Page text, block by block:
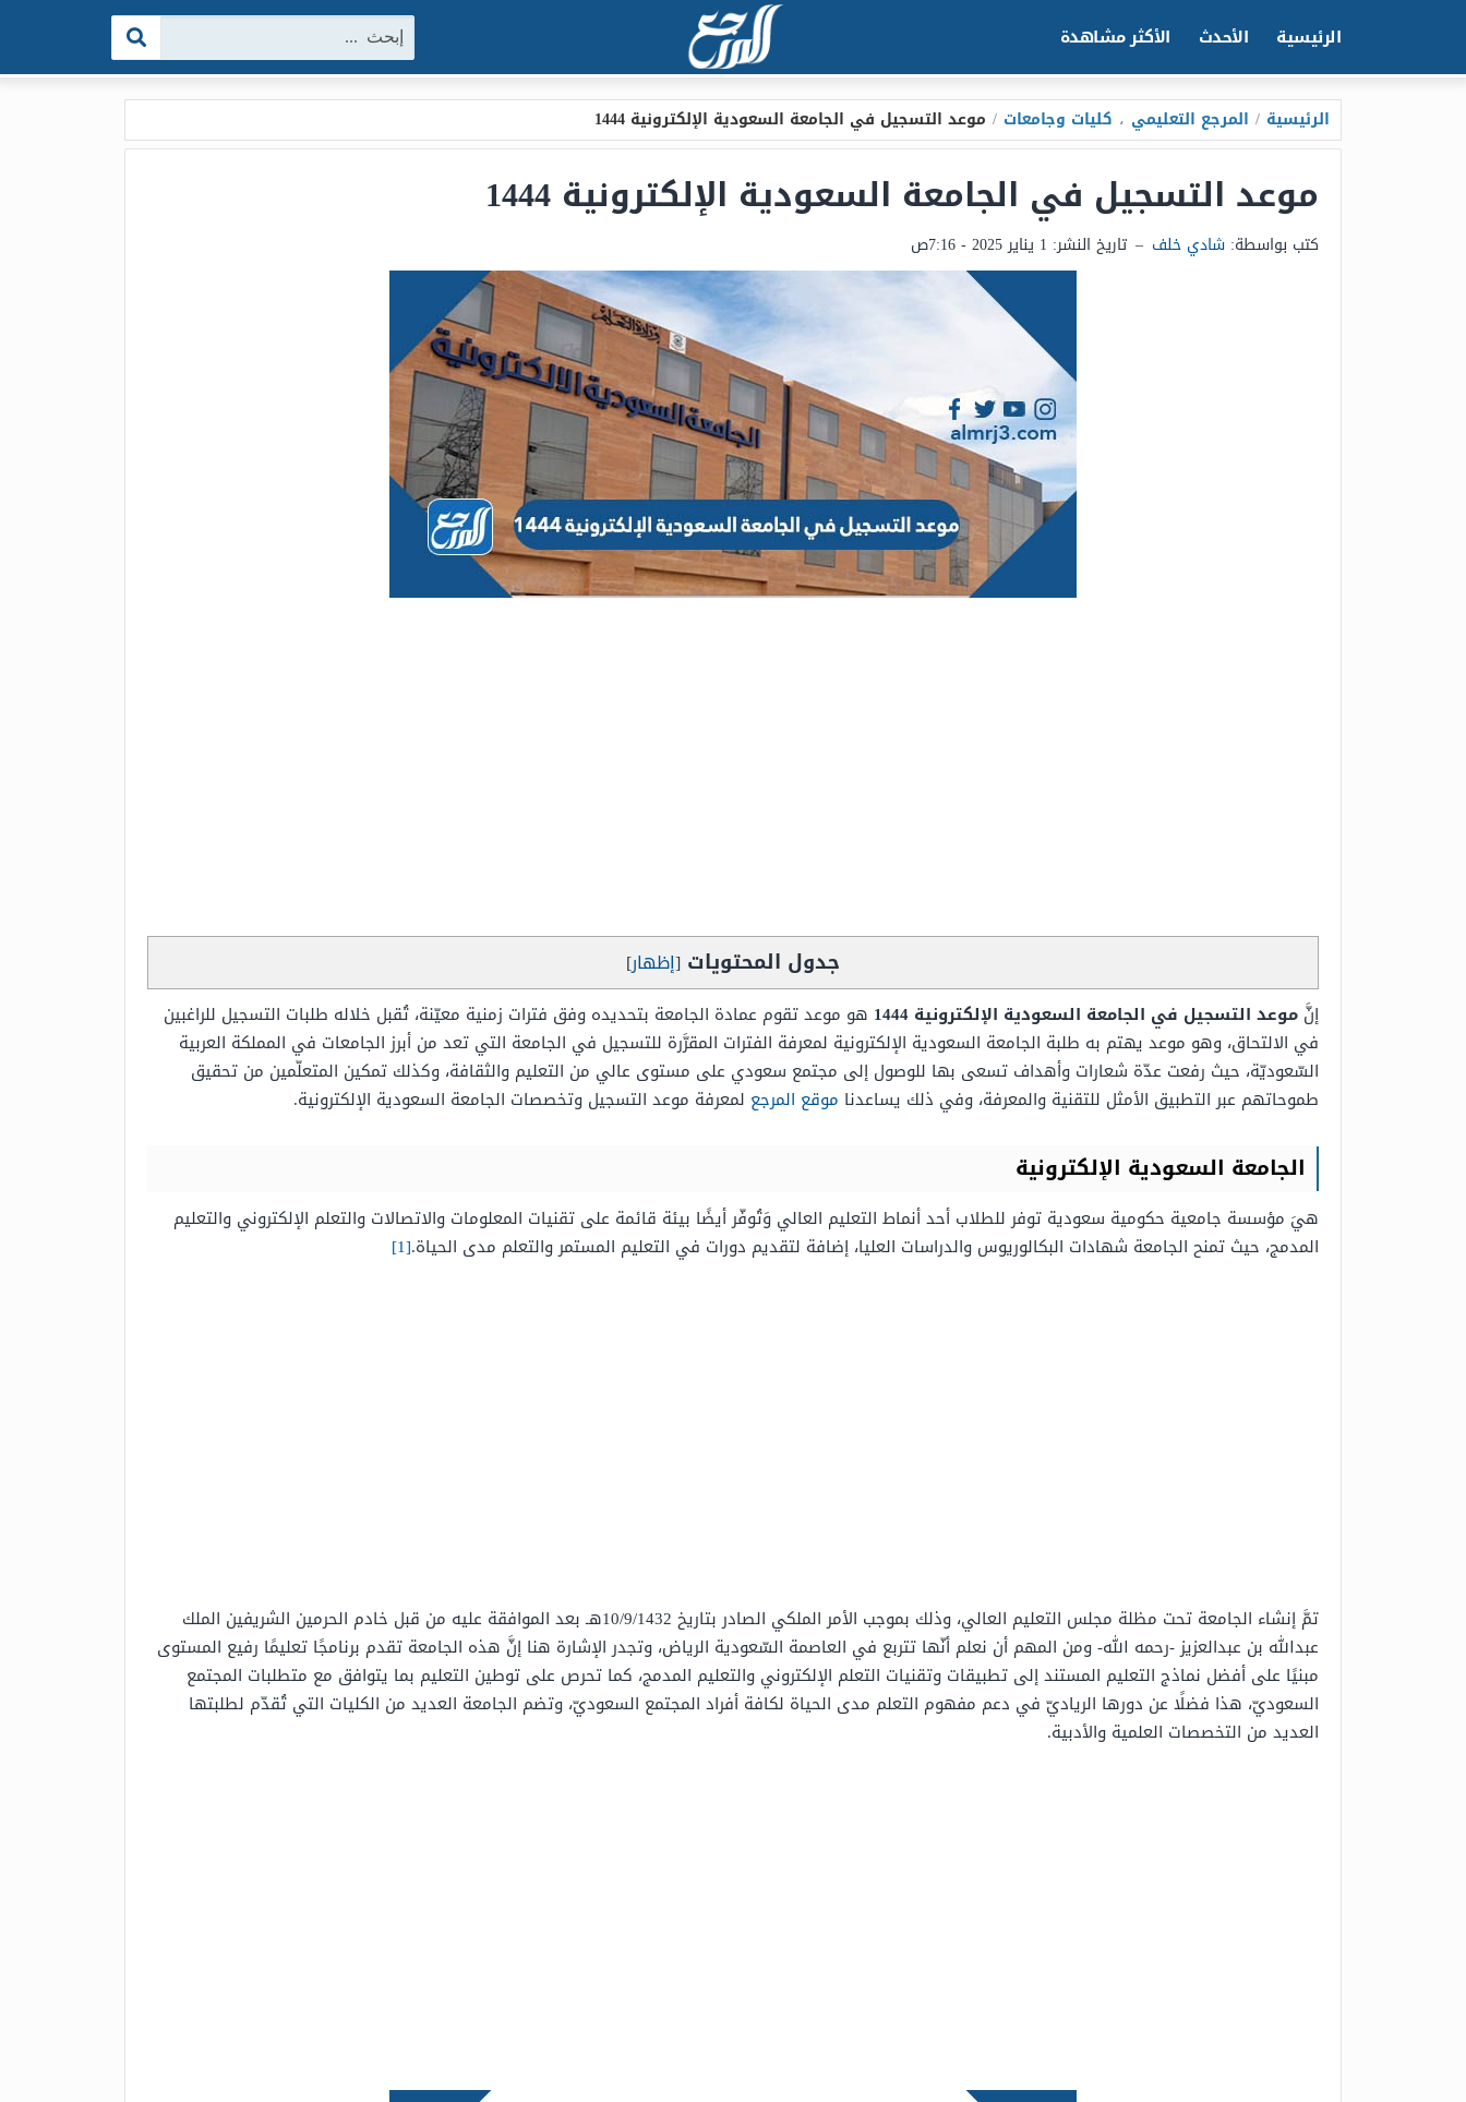
الرئيسية الأحدث الأكثر مشاهدة البحث:
الرئيسية / المرجع التعليمي ، كليات وجامعات / موعد التسجيل في الجامعة السعودية الإلكترونية 1444
موعد التسجيل في الجامعة السعودية الإلكترونية 1444
كتب بواسطة: شادي خلف – تاريخ النشر: 1 يناير 2025 - 7:16ص
جدول المحتويات [إظهار]
إنَّ موعد التسجيل في الجامعة السعودية الإلكترونية 1444
هو موعد تقوم عمادة الجامعة بتحديده وفق فترات زمنية معيّنة، تُقبل خلاله طلبات التسجيل للراغبين
في الالتحاق، وهو موعد يهتم به طلبة الجامعة السعودية الإلكترونية لمعرفة الفترات المقرَّرة للتسجيل في الجامعة التي تعد من أبرز الجامعات في المملكة العربية
السّعوديّة، حيث رفعت عدّة شعارات وأهداف تسعى بها للوصول إلى مجتمع سعودي على مستوى عالي من التعليم والثقافة، وكذلك تمكين المتعلّمين من تحقيق
طموحاتهم عبر التطبيق الأمثل للتقنية والمعرفة، وفي ذلك يساعدنا موقع المرجع لمعرفة موعد التسجيل وتخصصات الجامعة السعودية الإلكترونية.
الجامعة السعودية الإلكترونية
هيَ مؤسسة جامعية حكومية سعودية توفر للطلاب أحد أنماط التعليم العالي وَتُوفّر أيضًا بيئة قائمة على تقنيات المعلومات والاتصالات والتعلم الإلكتروني والتعليم
المدمج، حيث تمنح الجامعة شهادات البكالوريوس والدراسات العليا، إضافة لتقديم دورات في التعليم المستمر والتعلم مدى الحياة.[1]
تمَّ إنشاء الجامعة تحت مظلة مجلس التعليم العالي، وذلك بموجب الأمر الملكي الصادر بتاريخ 10/9/1432هـ بعد الموافقة عليه من قبل خادم الحرمين الشريفين الملك
عبدالله بن عبدالعزيز -رحمه الله- ومن المهم أن نعلم أنّها تتربع في العاصمة السّعودية الرياض، وتجدر الإشارة هنا إنَّ هذه الجامعة تقدم برنامجًا تعليمًا رفيع المستوى
مبنيًا على أفضل نماذج التعليم المستند إلى تطبيقات وتقنيات التعلم الإلكتروني والتعليم المدمج، كما تحرص على توطين التعليم بما يتوافق مع متطلبات المجتمع
السعوديّ، هذا فضلًا عن دورها الرياديّ في دعم مفهوم التعلم مدى الحياة لكافة أفراد المجتمع السعوديّ، وتضم الجامعة العديد من الكليات التي تُقدّم لطلبتها
العديد من التخصصات العلمية والأدبية.